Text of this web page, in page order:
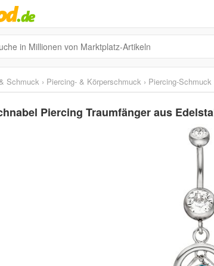
Schmuck › Piercing- & Körperschmuck › Piercing-Schmuck
Piercing Traumfänger aus